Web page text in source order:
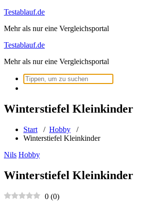
Zum
springen
Testablauf.de
Mehr als nur eine Vergleichsportal
Testablauf.de
Mehr als nur eine Vergleichsportal
Suchen
nach:
Winterstiefel Kleinkinder
Start / Hobby /
Winterstiefel Kleinkinder
Nils Hobby
Winterstiefel Kleinkinder
0 (0)